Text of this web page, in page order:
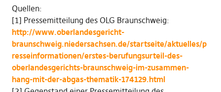
Quellen:
[1] Pressemitteilung des OLG Braunschweig:
http://www.oberlandesgericht-
braunschweig.niedersachsen.de/startseite/aktuelles/p
resseinformationen/erstes-berufungsurteil-des-
oberlandesgerichts-braunschweig-im-zusammen-
hang-mit-der-abgas-thematik-174129.html